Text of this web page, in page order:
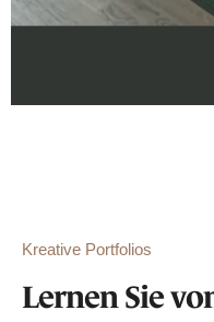
Kreative Portfolios
Lernen Sie